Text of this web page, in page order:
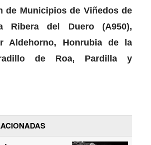
de Municipios de Viñedos de
Ribera del Duero (A950),
Aldehorno, Honrubia de la
de Roa, Pardilla y